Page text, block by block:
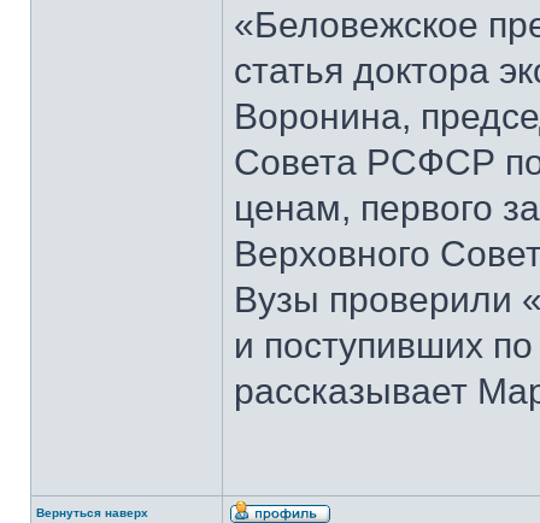
«Беловежское
статья доктора
Воронина,
Совета РСФСР
ценам, первого
Верховного
Вузы проверили
и поступивших
рассказывает
Вернуться наверх